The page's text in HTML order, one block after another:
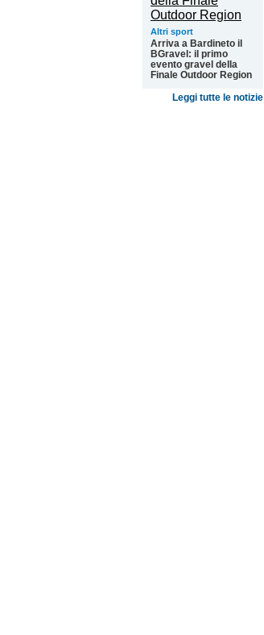
Altri sport
Arriva a Bardineto il
BGravel: il primo
evento gravel della
Finale Outdoor Region
Leggi tutte le notizie